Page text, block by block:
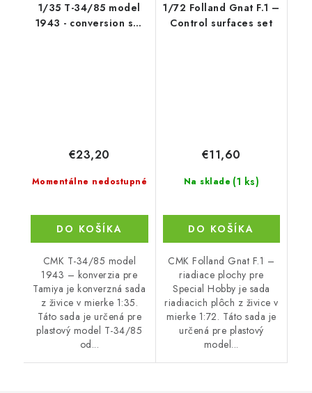
1/35 T-34/85 model
1943 - conversion set
Momentálne nedostupné
€23,20
DO KOŠÍKA
CMK T-34/85 model
1943 – konverzia pre
Tamiya je konverzná sada
z živice v mierke 1:35.
Táto sada je určená pre
plastový model T-34/85
od...
1/72 Folland Gnat F.1 –
Control surfaces set
Na sklade (1 ks)
€11,60
DO KOŠÍKA
CMK Folland Gnat F.1 –
riadiace plochy pre
Special Hobby je sada
riadiacich plôch z živice v
mierke 1:72. Táto sada je
určená pre plastový
model...